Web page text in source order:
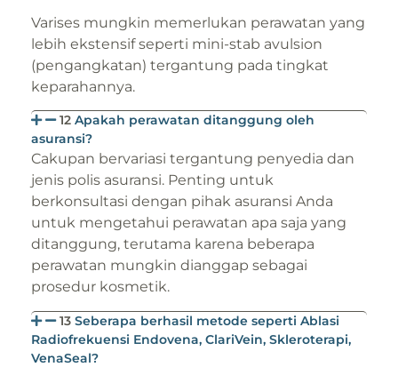
Varises mungkin memerlukan perawatan yang
lebih ekstensif seperti mini-stab avulsion
(pengangkatan) tergantung pada tingkat
keparahannya.
12 Apakah perawatan ditanggung oleh
asuransi?
Cakupan bervariasi tergantung penyedia dan
jenis polis asuransi. Penting untuk
berkonsultasi dengan pihak asuransi Anda
untuk mengetahui perawatan apa saja yang
ditanggung, terutama karena beberapa
perawatan mungkin dianggap sebagai
prosedur kosmetik.
13 Seberapa berhasil metode seperti Ablasi
Radiofrekuensi Endovena, ClariVein, Skleroterapi,
VenaSeal?